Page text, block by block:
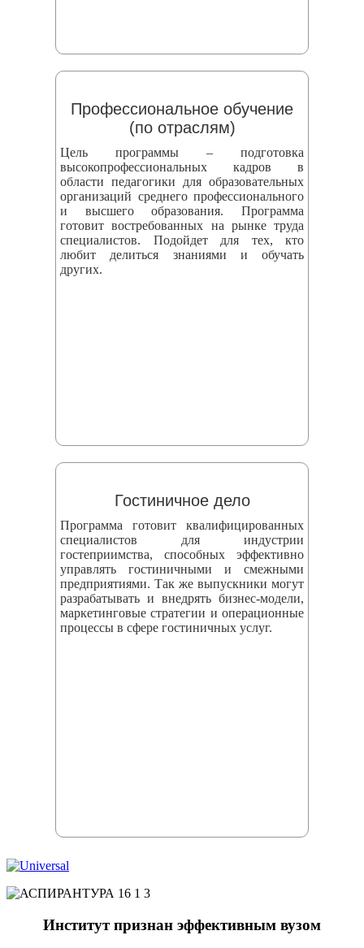
Профессиональное обучение
(по отраслям)
Цель программы – подготовка
высокопрофессиональных кадров в
области педагогики для образовательных
организаций среднего профессионального
и высшего образования. Программа
готовит востребованных на рынке труда
специалистов. Подойдет для тех, кто
любит делиться знаниями и обучать
других.
Гостиничное дело
Программа готовит квалифицированных
специалистов для индустрии
гостеприимства, способных эффективно
управлять гостиничными и смежными
предприятиями. Так же выпускники могут
разрабатывать и внедрять бизнес‑модели,
маркетинговые стратегии и операционные
процессы в сфере гостиничных услуг.
Институт признан эффективным вузом